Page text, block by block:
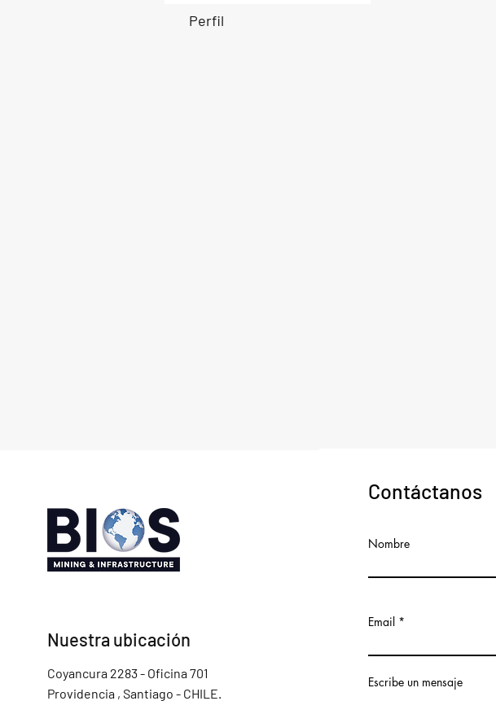
Perfil
Nuestra ubicación
Coyancura 2283 - Oficina 701
Providencia , Santiago - CHILE.
Contáctanos
Nombre
Email
Escribe un mensaje